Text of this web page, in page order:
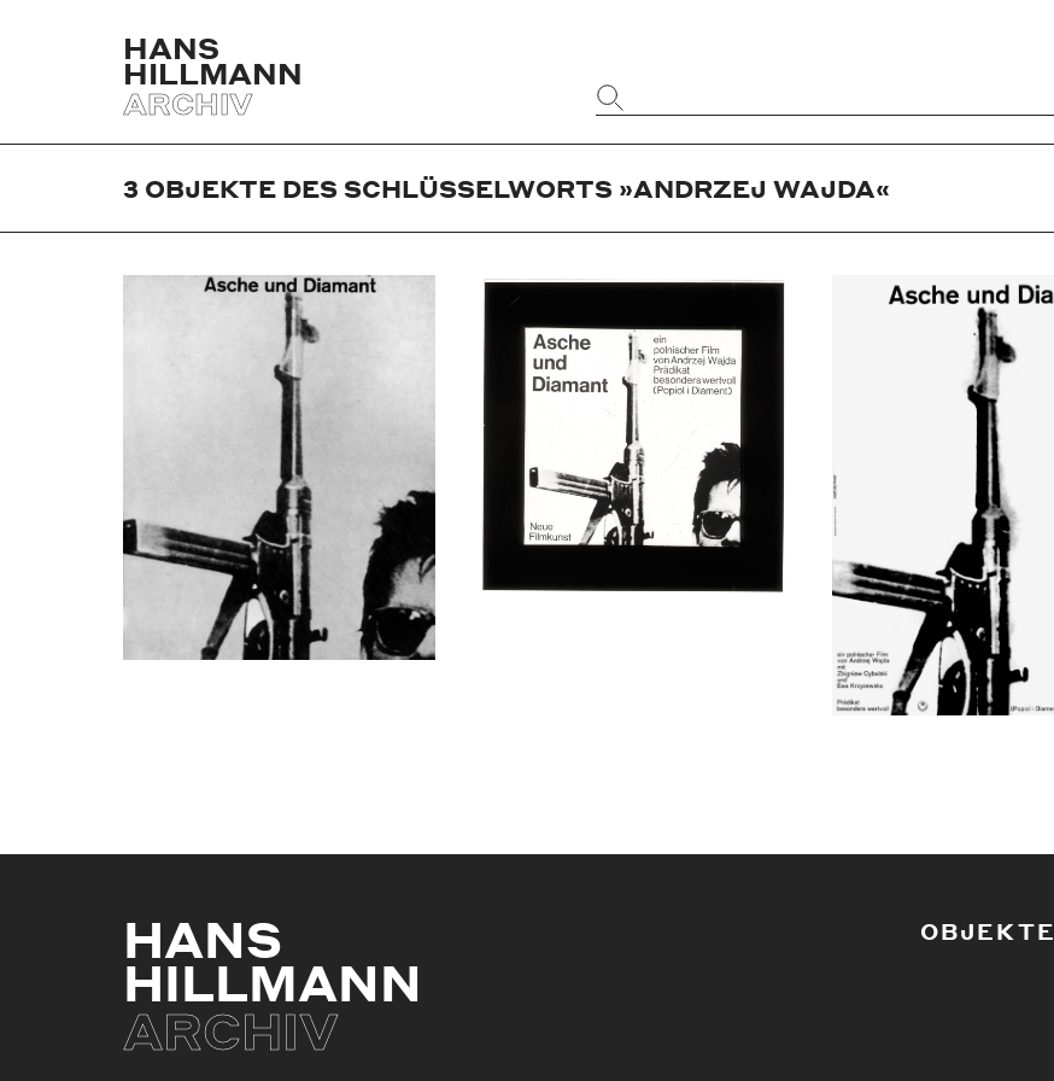
HANS
HILLMANN
ARCHIV
Website
durchsuchen
3 OBJEKTE DES SCHLÜSSELWORTS »ANDRZEJ WAJDA«
OBJEKTE
HANS
HILLMANN
ARCHIV